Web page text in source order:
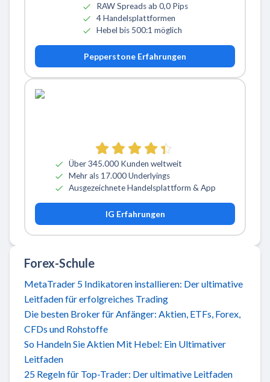
RAW Spreads ab 0,0 Pips
4 Handelsplattformen
Hebel bis 500:1 möglich
Pepperstone Erfahrungen
Über 345.000 Kunden weltweit
Mehr als 17.000 Underlyings
Ausgezeichnete Handelsplattform & App
IG Erfahrungen
Forex-Schule
MetaTrader 5 Indikatoren installieren: Der ultimative
Leitfaden für erfolgreiches Trading
Die besten Broker für Anfänger: Aktien, ETFs, Forex,
CFDs und Rohstoffe
So Handeln Sie Aktien Mit Hebel: Ein Ultimativer
Leitfaden
25 Regeln für Top-Trader: Der ultimative Leitfaden